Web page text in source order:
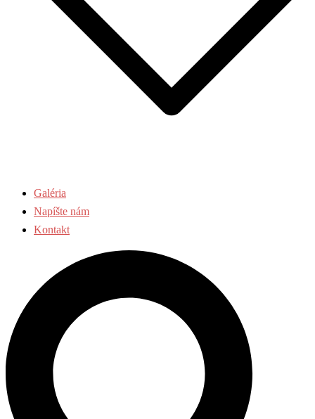
Galéria
Napíšte nám
Kontakt